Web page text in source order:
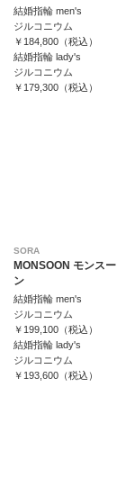
結婚指輪 men's
ジルコニウム
￥184,800（税込）
結婚指輪 lady's
ジルコニウム
￥179,300（税込）
SORA
MONSOON モンスー
ン
結婚指輪 men's
ジルコニウム
￥199,100（税込）
結婚指輪 lady's
ジルコニウム
￥193,600（税込）